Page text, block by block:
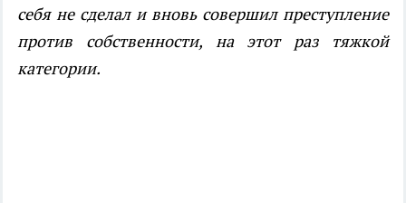
себя не сделал и вновь совершил преступление
против собственности, на этот раз тяжкой
категории.